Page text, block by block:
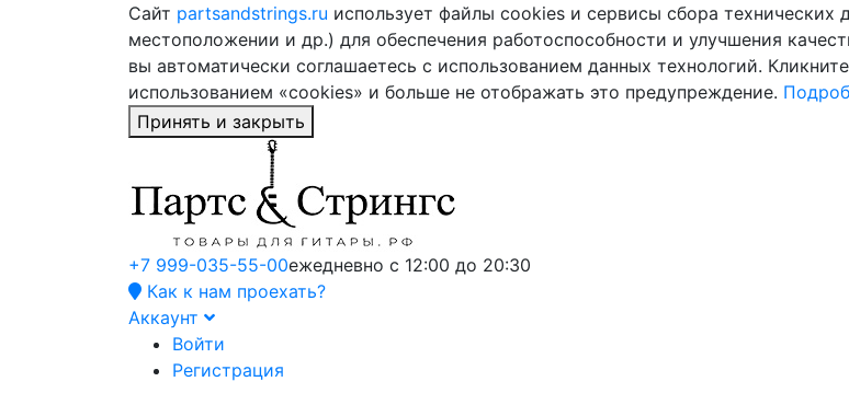
Сайт partsandstrings.ru использует файлы cookies и сервисы сбора технических
местоположении и др.) для обеспечения работоспособности и улучшения
вы автоматически соглашаетесь с использованием данных технологий.
использованием «cookies» и больше не отображать это предупреждение.
Принять и закрыть
+7 999-035-55-00ежедневно с 12:00 до 20:30
Как к нам проехать?
Аккаунт
Войти
Регистрация